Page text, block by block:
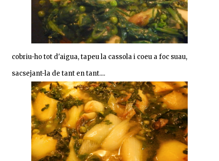
cobriu-ho tot d'aigua, tapeu la cassola i coeu a foc suau,
sacsejant-la de tant en tant....